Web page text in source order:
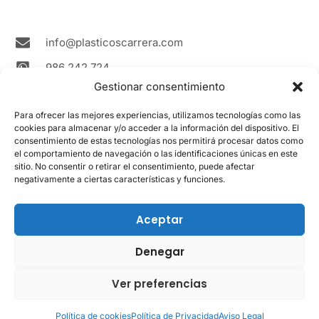
Gestionar consentimiento
Para ofrecer las mejores experiencias, utilizamos tecnologías como las
cookies para almacenar y/o acceder a la información del dispositivo. El
consentimiento de estas tecnologías nos permitirá procesar datos como
el comportamiento de navegación o las identificaciones únicas en este
sitio. No consentir o retirar el consentimiento, puede afectar
negativamente a ciertas características y funciones.
Aceptar
Denegar
Ver preferencias
Política de cookiesPolítica de PrivacidadAviso Legal
info@plasticoscarrera.com
986 242 724
Plasticos Carrera Avda. Ricardo Mella, 111 36330
Vigo Spain
Contacto
LEGAL
Política de cookies
Powered